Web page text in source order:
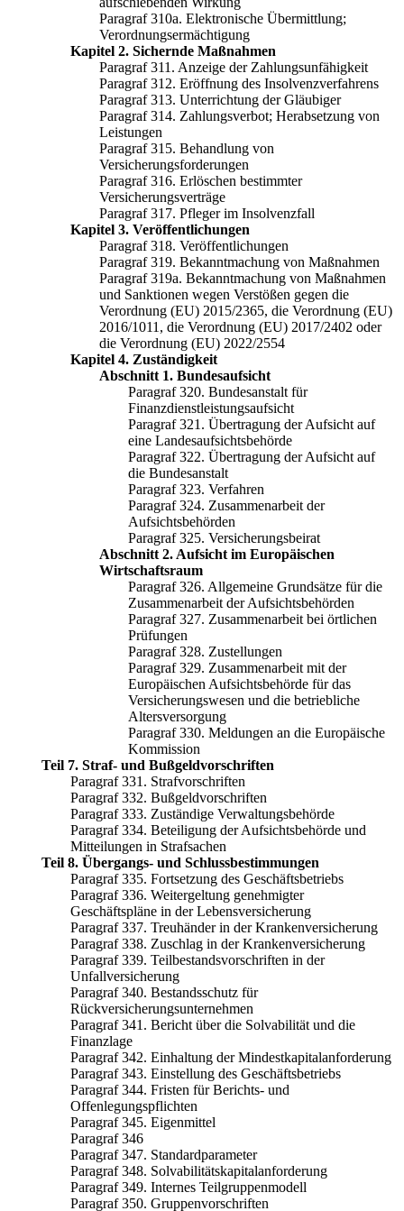
Paragraf 310a. Elektronische Übermittlung;
Verordnungsermächtigung
Kapitel 2. Sichernde Maßnahmen
Paragraf 311. Anzeige der Zahlungsunfähigkeit
Paragraf 312. Eröffnung des Insolvenzverfahrens
Paragraf 313. Unterrichtung der Gläubiger
Paragraf 314. Zahlungsverbot; Herabsetzung von
Leistungen
Paragraf 315. Behandlung von
Versicherungsforderungen
Paragraf 316. Erlöschen bestimmter
Versicherungsverträge
Paragraf 317. Pfleger im Insolvenzfall
Kapitel 3. Veröffentlichungen
Paragraf 318. Veröffentlichungen
Paragraf 319. Bekanntmachung von Maßnahmen
Paragraf 319a. Bekanntmachung von Maßnahmen
und Sanktionen wegen Verstößen gegen die
Verordnung (EU) 2015/2365, die Verordnung (EU)
2016/1011, die Verordnung (EU) 2017/2402 oder
die Verordnung (EU) 2022/2554
Kapitel 4. Zuständigkeit
Abschnitt 1. Bundesaufsicht
Paragraf 320. Bundesanstalt für
Finanzdienstleistungsaufsicht
Paragraf 321. Übertragung der Aufsicht auf
eine Landesaufsichtsbehörde
Paragraf 322. Übertragung der Aufsicht auf
die Bundesanstalt
Paragraf 323. Verfahren
Paragraf 324. Zusammenarbeit der
Aufsichtsbehörden
Paragraf 325. Versicherungsbeirat
Abschnitt 2. Aufsicht im Europäischen
Wirtschaftsraum
Paragraf 326. Allgemeine Grundsätze für die
Zusammenarbeit der Aufsichtsbehörden
Paragraf 327. Zusammenarbeit bei örtlichen
Prüfungen
Paragraf 328. Zustellungen
Paragraf 329. Zusammenarbeit mit der
Europäischen Aufsichtsbehörde für das
Versicherungswesen und die betriebliche
Altersversorgung
Paragraf 330. Meldungen an die Europäische
Kommission
Teil 7. Straf- und Bußgeldvorschriften
Paragraf 331. Strafvorschriften
Paragraf 332. Bußgeldvorschriften
Paragraf 333. Zuständige Verwaltungsbehörde
Paragraf 334. Beteiligung der Aufsichtsbehörde und
Mitteilungen in Strafsachen
Teil 8. Übergangs- und Schlussbestimmungen
Paragraf 335. Fortsetzung des Geschäftsbetriebs
Paragraf 336. Weitergeltung genehmigter
Geschäftspläne in der Lebensversicherung
Paragraf 337. Treuhänder in der Krankenversicherung
Paragraf 338. Zuschlag in der Krankenversicherung
Paragraf 339. Teilbestandsvorschriften in der
Unfallversicherung
Paragraf 340. Bestandsschutz für
Rückversicherungsunternehmen
Paragraf 341. Bericht über die Solvabilität und die
Finanzlage
Paragraf 342. Einhaltung der Mindestkapitalanforderung
Paragraf 343. Einstellung des Geschäftsbetriebs
Paragraf 344. Fristen für Berichts- und
Offenlegungspflichten
Paragraf 345. Eigenmittel
Paragraf 346
Paragraf 347. Standardparameter
Paragraf 348. Solvabilitätskapitalanforderung
Paragraf 349. Internes Teilgruppenmodell
Paragraf 350. Gruppenvorschriften